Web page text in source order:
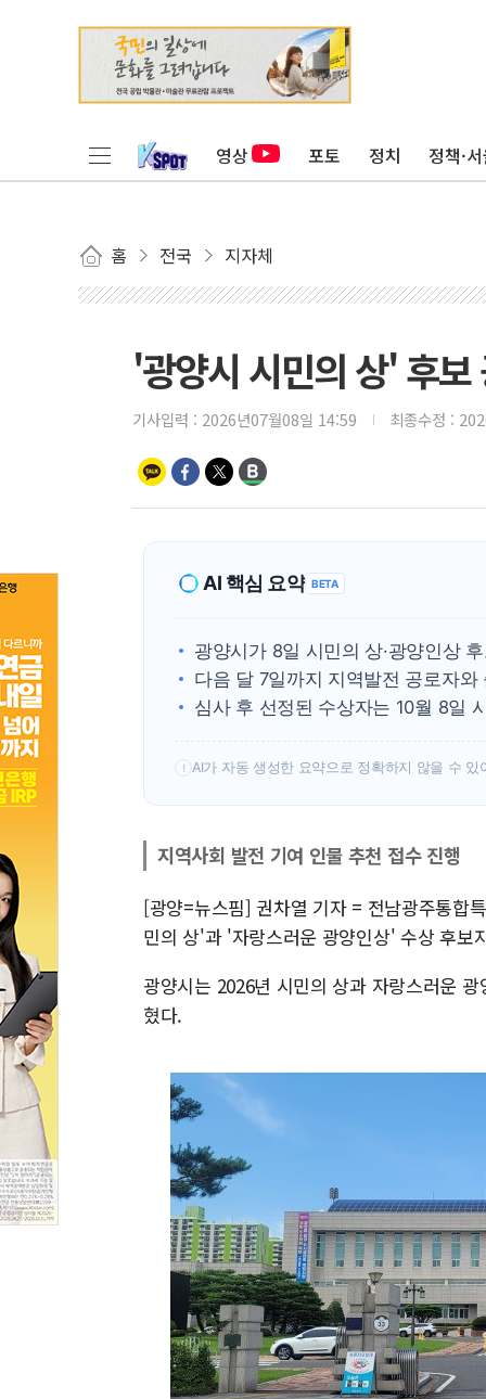
영상 포토 정치 정책·
홈 전국 지자체
'광양시 시민의 상' 후
기사입력 : 2026년07월08일 14:59 최종수정 :
AI 핵심 요약 BETA
광양시가 8일 시민의 상·광양인상
다음 달 7일까지 지역발전 공로자
심사 후 선정된 수상자는 10월 8일
! AI가 자동 생성한 요약으로 정확하지 않을 수 있
지역사회 발전 기여 인물 추천 접수 진행
[광양=뉴스핌] 권차열 기자 = 전남광주통합
민의 상'과 '자랑스러운 광양인상' 수상 후보
광양시는 2026년 시민의 상과 자랑스러운
혔다.